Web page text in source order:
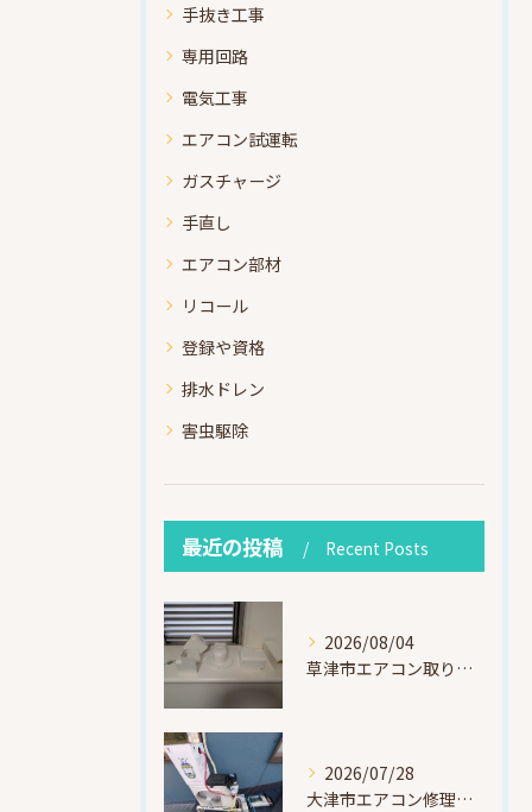
手抜き工事
専用回路
電気工事
エアコン試運転
ガスチャージ
手直し
エアコン部材
リコール
登録や資格
排水ドレン
害虫駆除
最近の投稿 Recent Posts
2026/08/04
草津市エアコン取り付け｜お客様取り外し済・化粧カバー再利用（ダイキン S225ATES・アウルコート草津）
2026/07/28
大津市エアコン修理｜冷媒漏れを特定！高所作業で東芝RAS-F221ARTを修理・ガスチャージ